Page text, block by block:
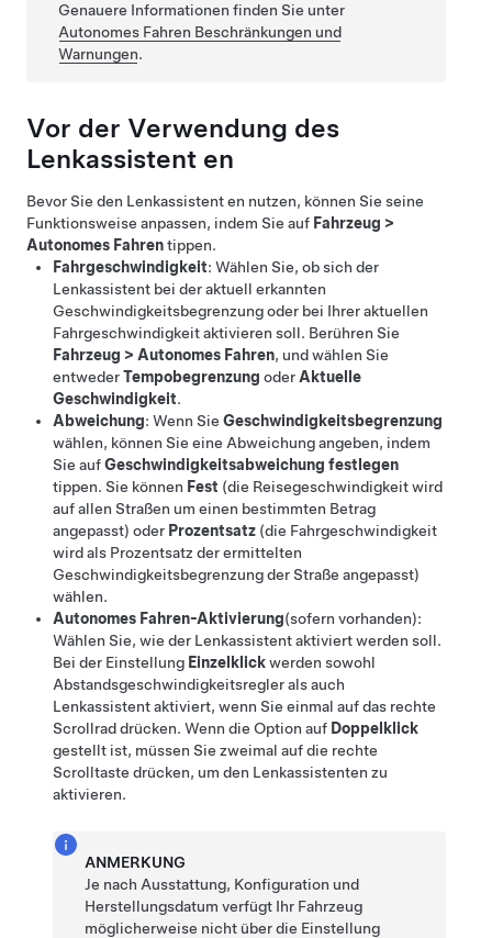
Genauere Informationen finden Sie unter
Autonomes Fahren Beschränkungen und
Warnungen.
Vor der Verwendung des
Lenkassistent en
Bevor Sie den Lenkassistenten nutzen, können Sie seine
Funktionsweise anpassen, indem Sie auf Fahrzeug >
Autonomes Fahrentippen.
Fahrgeschwindigkeit: Wählen Sie, ob sich der
Lenkassistent bei der aktuell erkannten
Geschwindigkeitsbegrenzung oder bei Ihrer aktuellen
Fahrgeschwindigkeit aktivieren soll. Berühren Sie
Fahrzeug > Autonomes Fahren, und wählen Sie
entwederTempobegrenzung oder Aktuelle
Geschwindigkeit.
Abweichung: Wenn Sie Geschwindigkeitsbegrenzung
wählen, können Sie eine Abweichung angeben, indem
Sie aufGeschwindigkeitsabweichung festlegen
tippen. Sie können Fest (die Reisegeschwindigkeit wird
auf allen Straßen um einen bestimmten Betrag
angepasst) oder Prozentsatz (die Fahrgeschwindigkeit
wird als Prozentsatz der ermittelten
Geschwindigkeitsbegrenzung der Straße angepasst)
wählen.
Autonomes Fahren-Aktivierung(sofern vorhanden):
Wählen Sie, wie der Lenkassistentaktiviert werden soll.
Bei der Einstellung Einzelklickwerden sowohl
Abstandsgeschwindigkeitsreglerals auch
Lenkassistentaktiviert, wenn Sie einmal auf das rechte
Scrollrad drücken. Wenn die Option auf Doppelklick
gestellt ist, müssen Sie zweimal auf die rechte
Scrolltaste drücken, um den Lenkassistenten zu
aktivieren.
ANMERKUNG
Je nach Ausstattung, Konfiguration und
Herstellungsdatum verfügt Ihr Fahrzeug
möglicherweise nicht über die Einstellung